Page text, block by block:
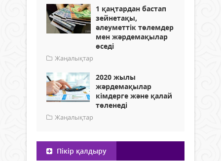
1 қаңтардан бастап
зейнетақы,
әлеуметтік төлемдер
мен жәрдемақылар
өседі
Жаңалықтар
2020 жылы
жәрдемақылар
кімдерге және қалай
төленеді
Жаңалықтар
Пікір қалдыру